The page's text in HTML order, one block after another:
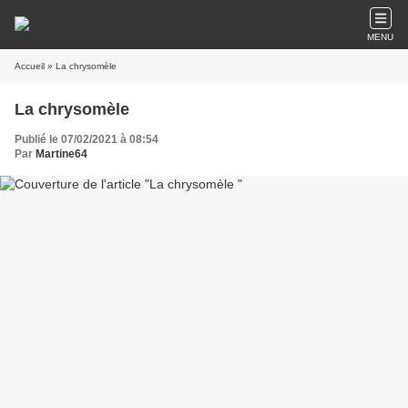
MENU
Accueil » La chrysomèle
La chrysomèle
Publié le 07/02/2021 à 08:54
Par Martine64